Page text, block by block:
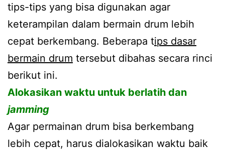
tips-tips yang bisa digunakan agar
keterampilan dalam bermain drum lebih
cepat berkembang. Beberapa tips dasar
bermain drum tersebut dibahas secara rinci
berikut ini.
Alokasikan waktu untuk berlatih dan
jamming
Agar permainan drum bisa berkembang
lebih cepat, harus dialokasikan waktu baik